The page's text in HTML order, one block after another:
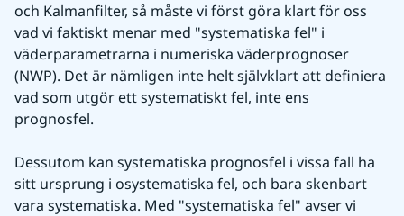
och Kalmanfilter, så måste vi först göra klart för oss
vad vi faktiskt menar med "systematiska fel" i
väderparametrarna i numeriska väderprognoser
(NWP). Det är nämligen inte helt självklart att definiera
vad som utgör ett systematiskt fel, inte ens
prognosfel.
Dessutom kan systematiska prognosfel i vissa fall ha
sitt ursprung i osystematiska fel, och bara skenbart
vara systematiska. Med "systematiska fel" avser vi